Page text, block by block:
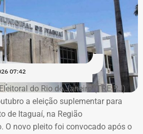
o ex-supersecretário substitui o
Leão, o secretário-chefe do
Institucional (GSI) que vinha
pelo expediente do órgão.
07:42
do Rio de Janeiro (TRE-RJ)
a eleição suplementar para
de Itaguaí, na Região
O novo pleito foi convocado após o